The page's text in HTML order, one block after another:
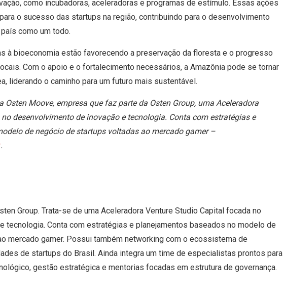
como incubadoras, aceleradoras e programas de estímulo. Essas ações
o sucesso das startups na região, contribuindo para o desenvolvimento
como um todo.
à bioeconomia estão favorecendo a preservação da floresta e o progresso
Com o apoio e o fortalecimento necessários, a Amazônia pode se tornar
liderando o caminho para um futuro mais sustentável.
Osten Moove, empresa que faz parte da Osten Group, uma Aceleradora
desenvolvimento de inovação e tecnologia. Conta com estratégias e
de negócio de startups voltadas ao mercado gamer –
.
Group. Trata-se de uma Aceleradora Venture Studio Capital focada no
tecnologia. Conta com estratégias e planejamentos baseados no modelo de
mercado gamer. Possui também networking com o ecossistema de
de startups do Brasil. Ainda integra um time de especialistas prontos para
gestão estratégica e mentorias focadas em estrutura de governança.